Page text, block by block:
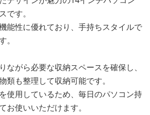
です。
能性に優れており、手持ちスタイルで
。
ながら必要な収納スペースを確保し、
類も整理して収納可能です。
使用しているため、毎日のパソコン持
お使いいただけます。